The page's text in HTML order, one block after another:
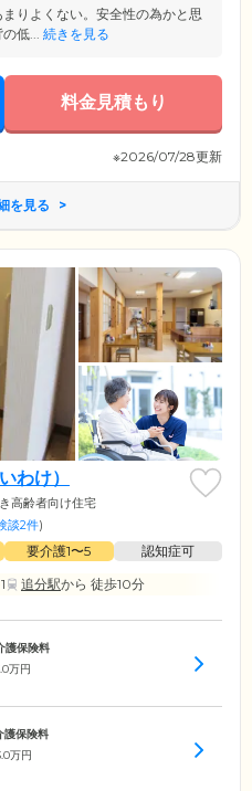
りよくない。安全性の為かと思
低... 続きを見る
料金見積もり
※2026/07/28更新
を見る
わけ）
高齢者向け住宅
談2件)
要介護1〜5
認知症可
追分駅から 徒歩10分
護保険料
万円
護保険料
万円